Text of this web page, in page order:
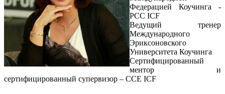
Федерацией Коучинга -
PCC ICF
Ведущий тренер
Международного
Эриксоновского
Университета Коучинга
Сертифицированный
ментор и
сертифицированный супервизор – ССЕ ICF